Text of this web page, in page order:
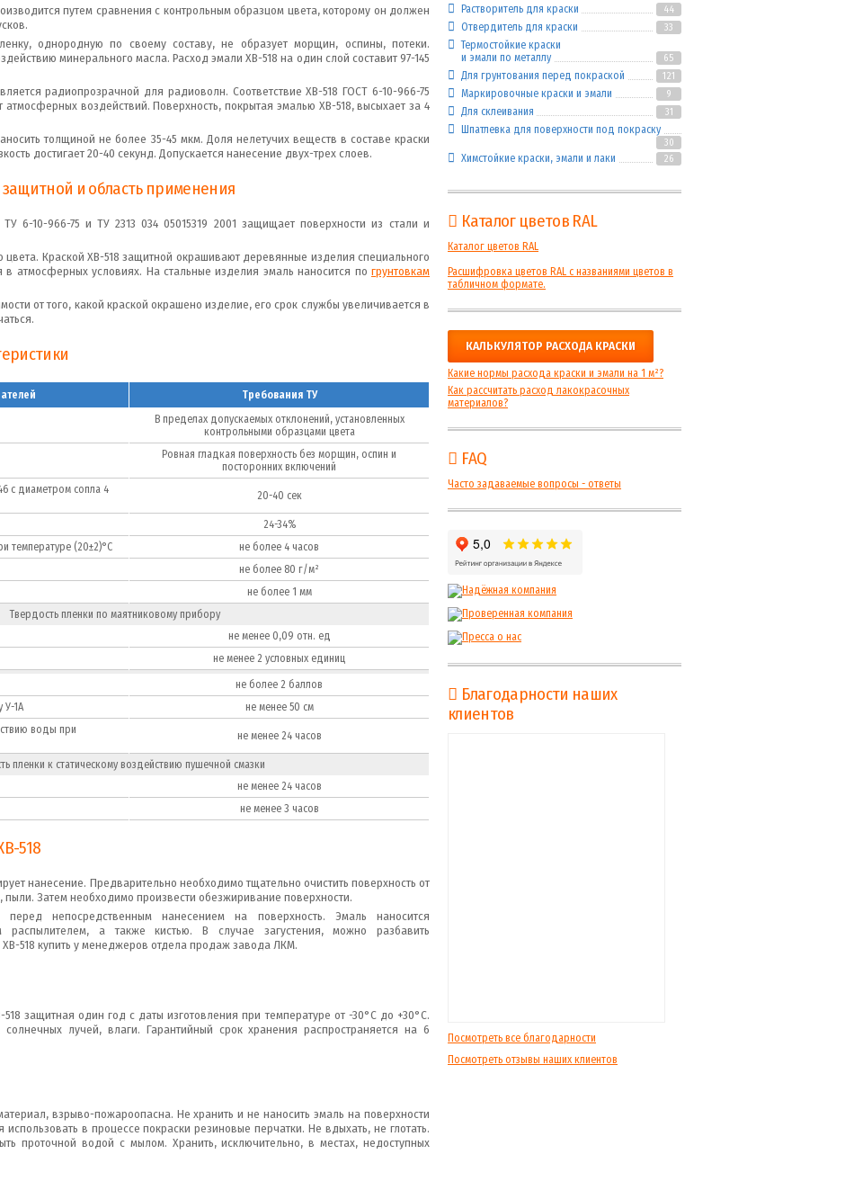
путем сравнения с контрольным образцом цвета, которому он должен
однородную по своему составу, не образует морщин, оспины, потеки.
минерального масла. Расход эмали ХВ-518 на один слой составит 97-145
радиопрозрачной для радиоволн. Соответствие ХВ-518 ГОСТ 6-10-966-75
воздействий. Поверхность, покрытая эмалью ХВ-518, высыхает за 4
толщиной не более 35-45 мкм. Доля нелетучих веществ в составе краски
достигает 20-40 секунд. Допускается нанесение двух-трех слоев.
и область применения
6-10-966-75 и ТУ 2313 034 05015319 2001 защищает поверхности из стали и
цвета. Краской ХВ-518 защитной окрашивают деревянные изделия специального
в атмосферных условиях. На стальные изделия эмаль наносится по грунтовкам
от того, какой краской окрашено изделие, его срок службы увеличивается в
Требования ТУ
В пределах допускаемых отклонений, установленных
контрольными образцами цвета
Ровная гладкая поверхность без морщин, оспин и
посторонних включений
с диаметром сопла 4
20-40 сек
24-34%
температуре (20±2)°С
не более 4 часов
не более 80 г/м²
не более 1 мм
Твердость пленки по маятниковому прибору
не менее 0,09 отн. ед
не менее 2 условных единиц
не более 2 баллов
У-1А
не менее 50 см
воды при
не менее 24 часов
пленки к статическому воздействию пушечной смазки
не менее 24 часов
не менее 3 часов
518
нанесение. Предварительно необходимо тщательно очистить поверхность от
пыли. Затем необходимо произвести обезжиривание поверхности.
непосредственным нанесением на поверхность. Эмаль наносится
распылителем, а также кистью. В случае загустения, можно разбавить
518 купить у менеджеров отдела продаж завода ЛКМ.
защитная один год с даты изготовления при температуре от -30°C до +30°C.
лучей, влаги. Гарантийный срок хранения распространяется на 6
взрыво-пожароопасна. Не хранить и не наносить эмаль на поверхности
использовать в процессе покраски резиновые перчатки. Не вдыхать, не глотать.
проточной водой с мылом. Хранить, исключительно, в местах, недоступных
Растворитель для краски 44
Отвердитель для краски 33
Термостойкие краски
и эмали по металлу
65
Для грунтования перед покраской 121
Маркировочные краски и эмали 9
Для склеивания 31
Шпатлевка для поверхности под покраску
30
Химстойкие краски, эмали и лаки 26
Каталог цветов RAL
Каталог цветов RAL
Расшифровка цветов RAL с названиями цветов в
табличном формате.
КАЛЬКУЛЯТОР РАСХОДА КРАСКИ
Какие нормы расхода краски и эмали на 1 м²?
Как рассчитать расход лакокрасочных
материалов?
FAQ
Часто задаваемые вопросы - ответы
Благодарности наших
клиентов
Посмотреть все благодарности
Посмотреть отзывы наших клиентов